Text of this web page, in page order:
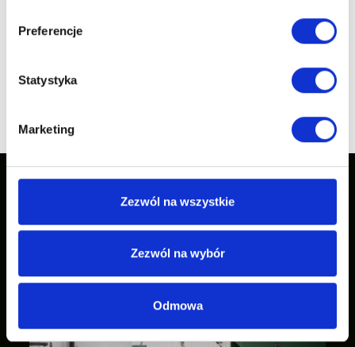
Preferencje
Statystyka
Marketing
Zezwól na wszystkie
Zezwól na wybór
Odmowa
CHROME
previous
next page
Our inspirations